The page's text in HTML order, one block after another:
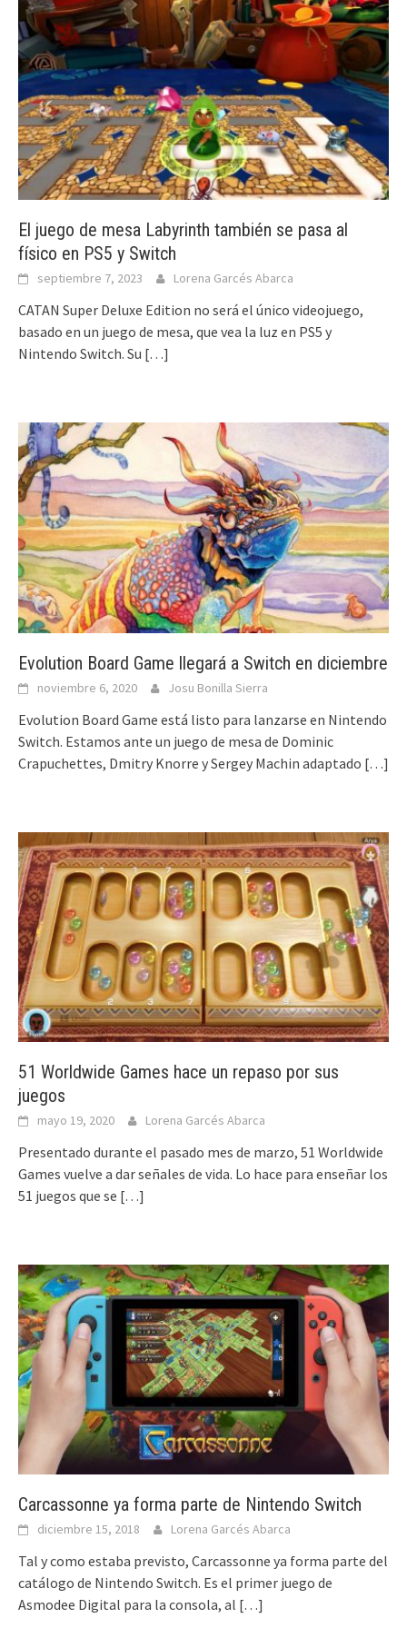
El juego de mesa Labyrinth también se pasa al
físico en PS5 y Switch
septiembre 7, 2023 Lorena Garcés Abarca
CATAN Super Deluxe Edition no será el único videojuego,
basado en un juego de mesa, que vea la luz en PS5 y
Nintendo Switch. Su […]
Evolution Board Game llegará a Switch en diciembre
noviembre 6, 2020 Josu Bonilla Sierra
Evolution Board Game está listo para lanzarse en Nintendo
Switch. Estamos ante un juego de mesa de Dominic
Crapuchettes, Dmitry Knorre y Sergey Machin adaptado […]
51 Worldwide Games hace un repaso por sus
juegos
mayo 19, 2020 Lorena Garcés Abarca
Presentado durante el pasado mes de marzo, 51 Worldwide
Games vuelve a dar señales de vida. Lo hace para enseñar los
51 juegos que se […]
Carcassonne ya forma parte de Nintendo Switch
diciembre 15, 2018 Lorena Garcés Abarca
Tal y como estaba previsto, Carcassonne ya forma parte del
catálogo de Nintendo Switch. Es el primer juego de
Asmodee Digital para la consola, al […]